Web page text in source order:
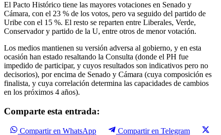
El Pacto Histórico tiene las mayores votaciones en Senado y
Cámara, con el 23 % de los votos, pero va seguido del partido de
Uribe con el 15 %. El resto se reparten entre Liberales, Verde,
Conservador y partido de la U, entre otros de menor votación.
Los medios mantienen su versión adversa al gobierno, y en esta
ocasión han estado resaltando la Consulta (donde el PH fue
impedido de participar, y cuyos resultados son indicativos pero no
decisorios), por encima de Senado y Cámara (cuya composición es
finalista, y cuya correlación determina las capacidades de cambios
en los próximos 4 años).
Comparte esta entrada:
Compartir en WhatsApp
Compartir en Telegram